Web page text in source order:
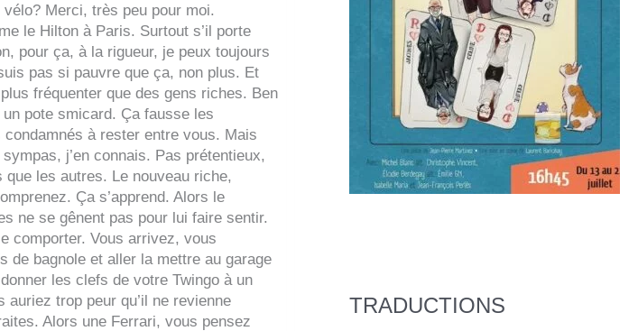
Merci, très peu pour moi.
le Hilton à Paris. Surtout s’il porte
pour ça, à la rigueur, je peux toujours
pas si pauvre que ça, non plus. Et
fréquenter que des gens riches. Ben
pote smicard. Ça fausse les
à rester entre vous. Mais
j’en connais. Pas prétentieux,
les autres. Le nouveau riche,
Ça s’apprend. Alors le
ne se gênent pas pour lui faire sentir.
comporter. Vous arrivez, vous
de bagnole et aller la mettre au garage
les clefs de votre Twingo à un
trop peur qu’il ne revienne
Alors une Ferrari, vous pensez
TRADUCTIONS